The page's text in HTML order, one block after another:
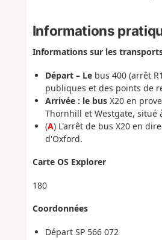
Informations
Informations sur les
Départ – Le bus 400 (arrêt
publiques et des points de
Arrivée : le bus X20 en
Thornhill et Westgate, situé
(A) L'arrêt de bus X20 en
d'Oxford.
Carte OS Explorer
180
Coordonnées
Départ SP 566 072